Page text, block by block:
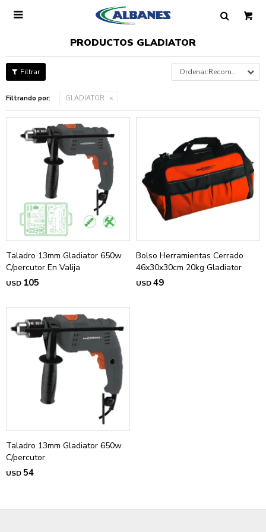

PRODUCTOS GLADIATOR
Recomendados
Filtrando por: GLADIATOR
Taladro 13mm Gladiator 650w
C/percutor En Valija
USD 105
Bolso Herramientas Cerrado
46x30x30cm 20kg Gladiator
USD49
Taladro 13mm Gladiator 650w
C/percutor
USD54